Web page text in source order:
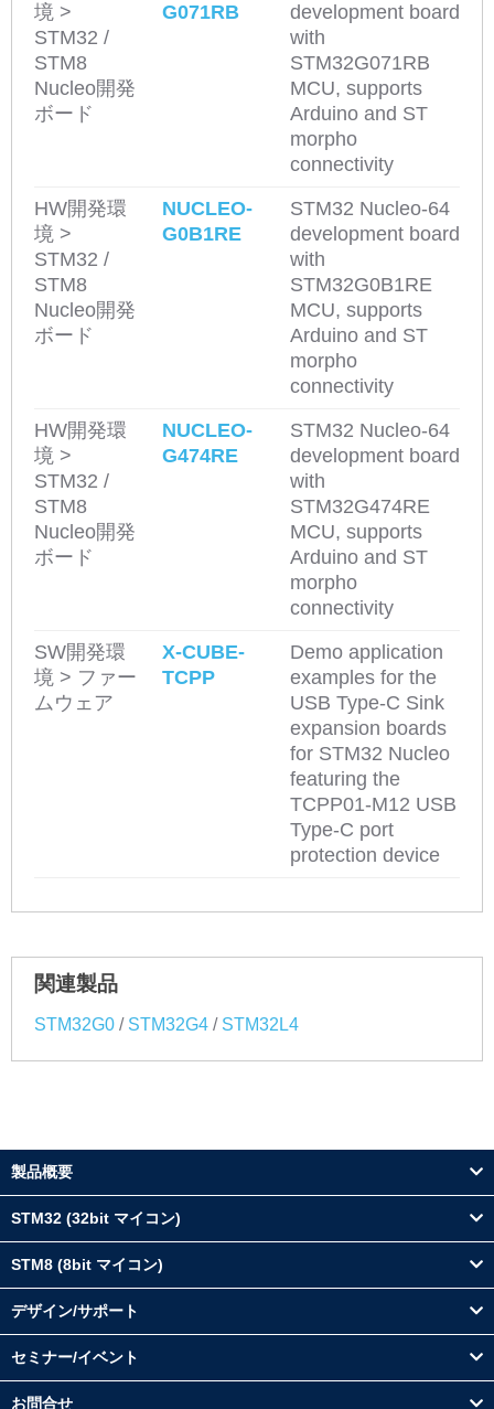
境 >
STM32 /
STM8
Nucleo開発
ボード
G071RB
development board
with
STM32G071RB
MCU, supports
Arduino and ST
morpho
connectivity
HW開発環
境 >
STM32 /
STM8
Nucleo開発
ボード
NUCLEO-
G0B1RE
STM32 Nucleo-64
development board
with
STM32G0B1RE
MCU, supports
Arduino and ST
morpho
connectivity
HW開発環
境 >
STM32 /
STM8
Nucleo開発
ボード
NUCLEO-
G474RE
STM32 Nucleo-64
development board
with
STM32G474RE
MCU, supports
Arduino and ST
morpho
connectivity
SW開発環
境 > ファー
ムウェア
X-CUBE-
TCPP
Demo application
examples for the
USB Type-C Sink
expansion boards
for STM32 Nucleo
featuring the
TCPP01-M12 USB
Type-C port
protection device
関連製品
STM32G0 / STM32G4 / STM32L4
製品概要
STM32 (32bit マイコン)
STM8 (8bit マイコン)
デザイン/サポート
セミナー/イベント
お問合せ